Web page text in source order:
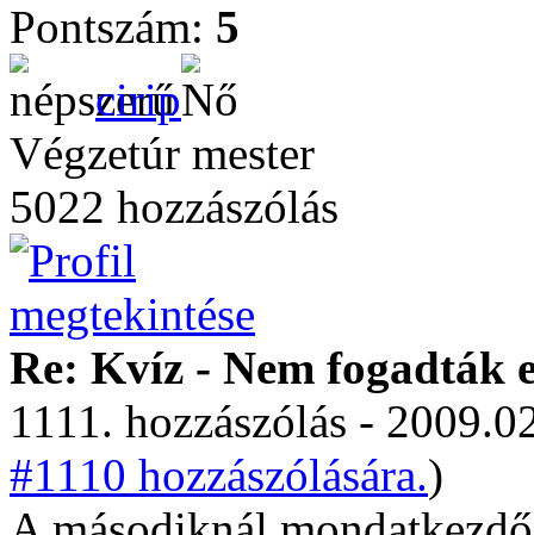
Pontszám: 5
cirip
Végzetúr mester
5022 hozzászólás
Re: Kvíz - Nem fogadták
1111. hozzászólás -
#1110 hozzászólására.)